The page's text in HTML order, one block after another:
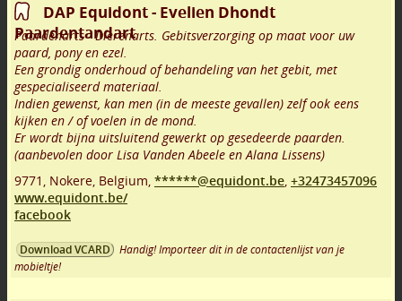
DAP Equidont - Evelien Dhondt
Paardentandart
Paardenarts - Dierenarts. Gebitsverzorging op maat voor uw
paard, pony en ezel.
Een grondig onderhoud of behandeling van het gebit, met
gespecialiseerd materiaal.
Indien gewenst, kan men (in de meeste gevallen) zelf ook eens
kijken en / of voelen in de mond.
Er wordt bijna uitsluitend gewerkt op gesedeerde paarden.
(aanbevolen door Lisa Vanden Abeele en Alana Lissens)
9771 Nokere Belgium, ******@equidont.be +32473457096
www.equidont.be/
facebook
Download VCARD
Handig! Importeer dit in de contactenlijst van je
mobieltje!